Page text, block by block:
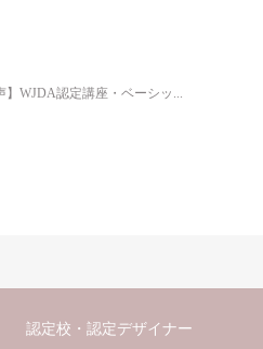
】WJDA認定講座・ベーシッ...
認定校・認定デザイナー